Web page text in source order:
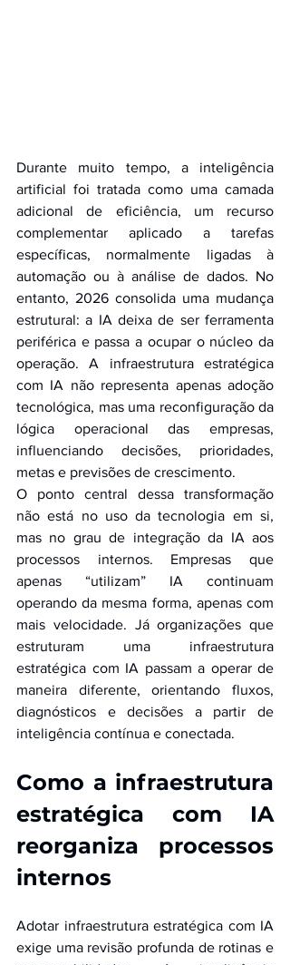
Durante muito tempo, a inteligência
artificial foi tratada como uma camada
adicional de eficiência, um recurso
complementar aplicado a tarefas
específicas, normalmente ligadas à
automação ou à análise de dados. No
entanto, 2026 consolida uma mudança
estrutural: a IA deixa de ser ferramenta
periférica e passa a ocupar o núcleo da
operação. A infraestrutura estratégica
com IA não representa apenas adoção
tecnológica, mas uma reconfiguração da
lógica operacional das empresas,
influenciando decisões, prioridades,
metas e previsões de crescimento.
O ponto central dessa transformação
não está no uso da tecnologia em si,
mas no grau de integração da IA aos
processos internos. Empresas que
apenas “utilizam” IA continuam
operando da mesma forma, apenas com
mais velocidade. Já organizações que
estruturam uma infraestrutura
estratégica com IA passam a operar de
maneira diferente, orientando fluxos,
diagnósticos e decisões a partir de
inteligência contínua e conectada.
Como a infraestrutura
estratégica com IA
reorganiza processos
internos
Adotar infraestrutura estratégica com IA
exige uma revisão profunda de rotinas e